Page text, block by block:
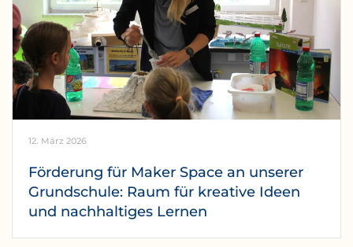
12. März 2026
Förderung für Maker Space an unserer
Grundschule: Raum für kreative Ideen
und nachhaltiges Lernen